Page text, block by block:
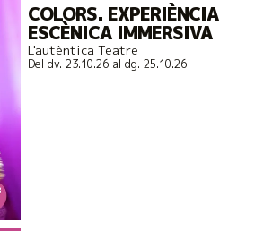
COLORS. EXPERIÈNCIA
ESCÈNICA IMMERSIVA
L'autèntica Teatre
Del dv. 23.10.26al dg. 25.10.26